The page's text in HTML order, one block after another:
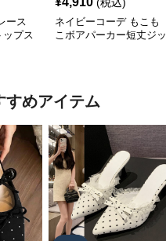
ース
ップス
(税込)
ネイビーコーデ もこも
こボアパーカー短丈ジッ
すめアイテム